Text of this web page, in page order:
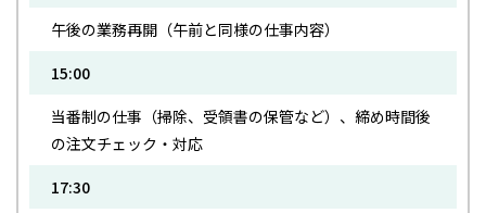
午後の業務再開（午前と同様の仕事内容）
15:00
当番制の仕事（掃除、受領書の保管など）、締め時間後
の注文チェック・対応
17:30